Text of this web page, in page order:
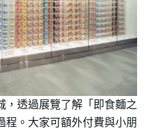
，透過展覽了解「即食麵之
程。大家可額外付費與小朋